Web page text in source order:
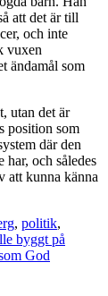
att det är till
och inte
vuxen
ändamål som
utan det är
position som
där den
har, och således
att kunna känna
, politik,
byggt på
God